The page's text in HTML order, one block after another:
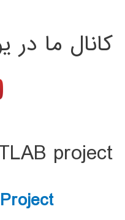
کانال ما در
project